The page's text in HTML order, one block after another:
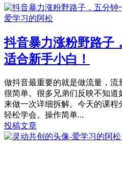
抖音暴力涨粉野路子
适合新手小白！
做抖音最重要的就是做流量，
很简单。很多兄弟们反映不知
来做一次详细拆解。今天的课
轻松学会。操作简单...
投稿文章